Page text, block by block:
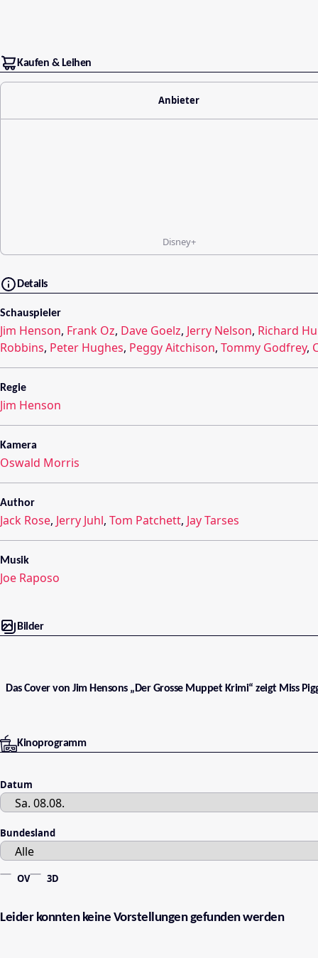
Kaufen & Leihen
Anbieter
Disney+
Details
Schauspieler
Jim Henson, Frank Oz, Dave Goelz, Jerry Nelson, Richard
Robbins, Peter Hughes, Peggy Aitchison, Tommy Godfrey,
Regie
Jim Henson
Kamera
Oswald Morris
Author
Jack Rose, Jerry Juhl, Tom Patchett, Jay Tarses
Musik
Joe Raposo
Bilder
Das Cover von Jim Hensons „Der Grosse Muppet Krimi“ zeigt Miss
Kinoprogramm
Datum
Bundesland
OV 3D
Leider konnten keine Vorstellungen gefunden werden